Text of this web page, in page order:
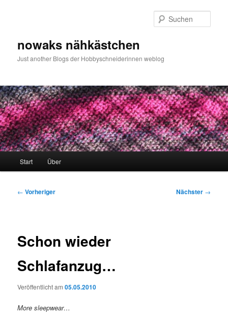
nowaks nähkästchen
Just another Blogs der Hobbyschneiderinnen weblog
Start Über
Beitragsnavigation
← Vorheriger Nächster →
Schon wieder
Schlafanzug…
Veröffentlicht am05.05.2010
More sleepwear…